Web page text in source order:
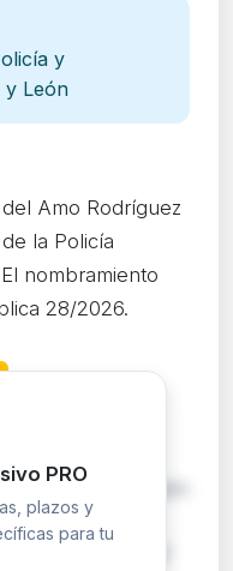
y
y León
Amo Rodríguez
la Policía
nombramiento
28/2026.
Orden
de Castilla y León
El
en el artículo 47
PRO
plazos y
para tu